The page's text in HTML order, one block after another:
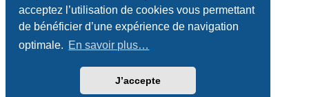
acceptez l’utilisation de cookies vous permettant
de bénéficier d’une expérience de navigation
optimale. En savoir plus…
J’accepte
Confidentialité |Conditions